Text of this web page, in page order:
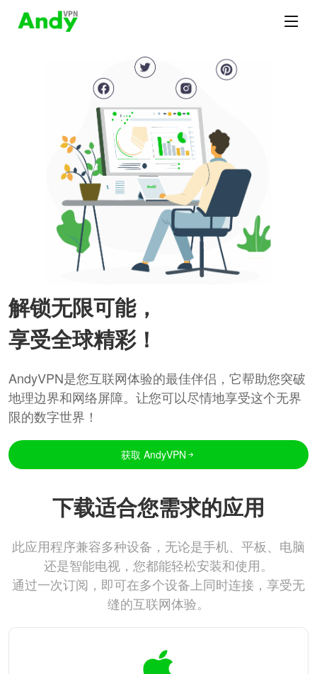
解锁无限可能，
享受全球精彩！
AndyVPN是您互联网体验的最佳伴侣，它帮助您突破
地理边界和网络屏障。让您可以尽情地享受这个无界
限的数字世界！
获取 AndyVPN
下载适合您需求的应用
此应用程序兼容多种设备，无论是手机、平板、电脑
还是智能电视，您都能轻松安装和使用。
通过一次订阅，即可在多个设备上同时连接，享受无
缝的互联网体验。